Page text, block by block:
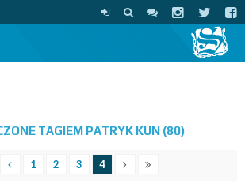
TAGIEM PATRYK KUN (80)
1 2 3 4